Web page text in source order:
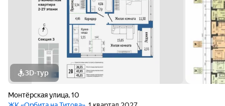
3D-тур
Монтёрская улица,10